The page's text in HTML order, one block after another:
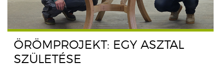
ÖRÖMPROJEKT: EGY ASZTAL
SZÜLETÉSE